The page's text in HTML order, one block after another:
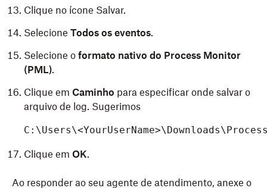
Clique no ícone Salvar.
Selecione Todos os eventos.
Selecione o formato nativo do Process Monitor
(PML).
Clique em Caminho para especificar onde salvar o
arquivo de log. Sugerimos
Clique em OK.
Ao responder ao seu agente de atendimento, anexe o